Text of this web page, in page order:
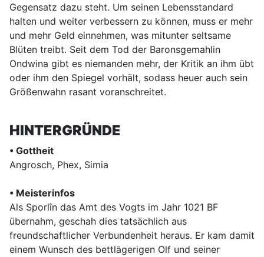
Gegensatz dazu steht. Um seinen Lebensstandard
halten und weiter verbessern zu können, muss er mehr
und mehr Geld einnehmen, was mitunter seltsame
Blüten treibt. Seit dem Tod der Baronsgemahlin
Ondwina gibt es niemanden mehr, der Kritik an ihm übt
oder ihm den Spiegel vorhält, sodass heuer auch sein
Größenwahn rasant voranschreitet.
HINTERGRÜNDE
• Gottheit
Angrosch, Phex, Simia
• Meisterinfos
Als Sporlîn das Amt des Vogts im Jahr 1021 BF
übernahm, geschah dies tatsächlich aus
freundschaftlicher Verbundenheit heraus. Er kam damit
einem Wunsch des bettlägerigen Olf und seiner